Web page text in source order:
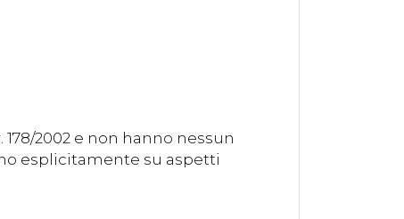
2002 e non hanno nessun
esplicitamente su aspetti